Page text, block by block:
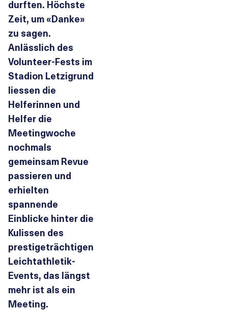
durften. Höchste
Zeit, um «Danke»
zu sagen.
Anlässlich des
Volunteer-Fests im
Stadion Letzigrund
liessen die
Helferinnen und
Helfer die
Meetingwoche
nochmals
gemeinsam Revue
passieren und
erhielten
spannende
Einblicke hinter die
Kulissen des
prestigeträchtigen
Leichtathletik-
Events, das längst
mehr ist als ein
Meeting.